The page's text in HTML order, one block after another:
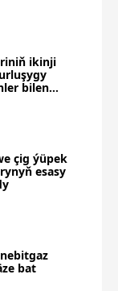
ikinji
bilen
çig ýüpek
esasy
bat